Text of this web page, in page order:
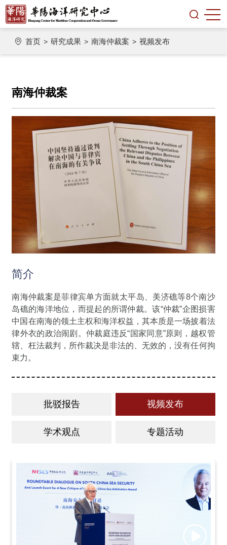
首页 > 研究成果 > 南海仲裁案 > 视频发布
南海仲裁案
简介
南海仲裁案是菲律宾单方面就太平岛、美济礁等8个南沙
岛礁的海洋地位，而提起的所谓仲裁。该“仲裁”企图损害
中国在南海的领土主权和海洋权益，其本质是一场披着法
律外衣的政治闹剧。仲裁庭违反“国家同意”原则，越权管
辖、枉法裁判，所作裁决是非法的、无效的，没有任何拘
束力。
批驳报告 视频发布
学术观点 专题活动